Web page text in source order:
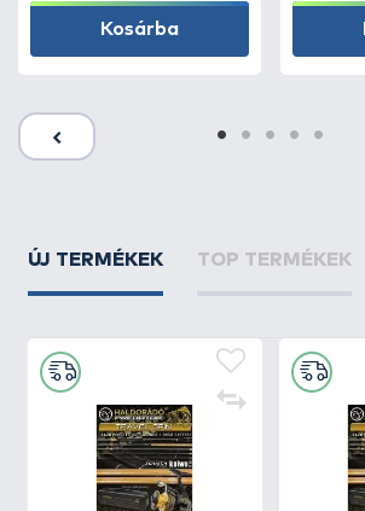
Kosárba
ÚJ TERMÉKEK TOP TERMÉKEK